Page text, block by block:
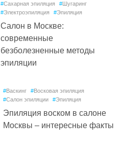
#Сахарная эпиляция #Шугаринг
#Электроэпиляция #Эпиляция
Салон в Москве:
современные
безболезненные методы
эпиляции
#Васкинг #Восковая эпиляция
#Салон эпиляции #Эпиляция
Эпиляция воском в салоне
Москвы – интересные факты